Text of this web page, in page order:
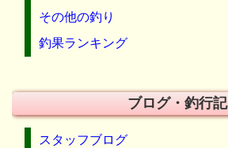
その他の釣り
釣果ランキング
ブログ・釣行記
スタッフブログ